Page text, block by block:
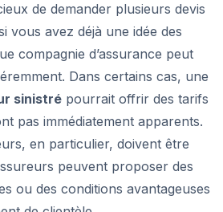
de demander plusieurs devis
vous avez déjà une idée des
compagnie d’assurance peut
Dans certains cas, une
sinistré pourrait offrir des tarifs
pas immédiatement apparents.
en particulier, doivent être
peuvent proposer des
ou des conditions avantageuses